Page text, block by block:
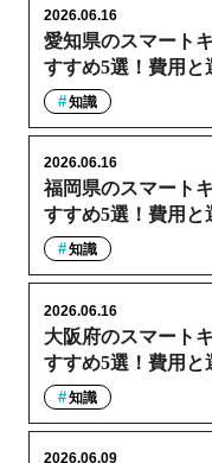
愛知県のスマート
すすめ5選！費用と
2026.06.16
知識
福岡県のスマート
すすめ5選！費用と
2026.06.16
知識
大阪府のスマート
すすめ5選！費用と
2026.06.16
知識
2026.06.09